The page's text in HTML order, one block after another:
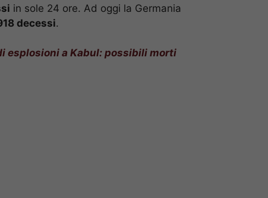
in sole 24 ore. Ad oggi la Germania
decessi.
esplosioni a Kabul: possibili morti